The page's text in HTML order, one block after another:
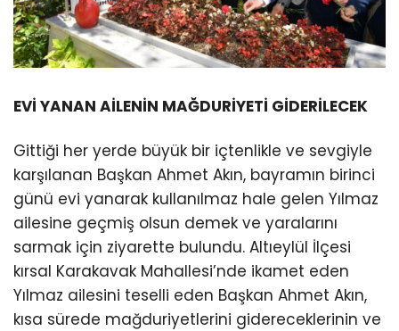
EVİ YANAN AİLENİN MAĞDURİYETİ GİDERİLECEK
Gittiği her yerde büyük bir içtenlikle ve sevgiyle
karşılanan Başkan Ahmet Akın, bayramın birinci
günü evi yanarak kullanılmaz hale gelen Yılmaz
ailesine geçmiş olsun demek ve yaralarını
sarmak için ziyarette bulundu. Altıeylül İlçesi
kırsal Karakavak Mahallesi’nde ikamet eden
Yılmaz ailesini teselli eden Başkan Ahmet Akın,
kısa sürede mağduriyetlerini gidereceklerinin ve